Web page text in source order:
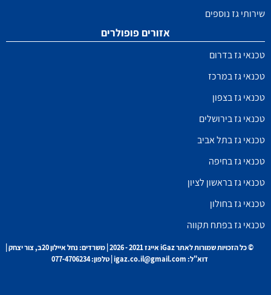
שירותי גז נוספים
אזורים פופולרים
טכנאי גז בדרום
טכנאי גז במרכז
טכנאי גז בצפון
טכנאי גז בירושלים
טכנאי גז בתל אביב
טכנאי גז בחיפה
טכנאי גז בראשון לציון
טכנאי גז בחולון
טכנאי גז בפתח תקווה
© כל הזכויות שמורות לאתר iGaz אייגז 2021 - 2026 | משרדים: נחל איילון 20ב, צור יצחק |
דוא"ל: igaz.co.il@gmail.com | טלפון: 077-4706234